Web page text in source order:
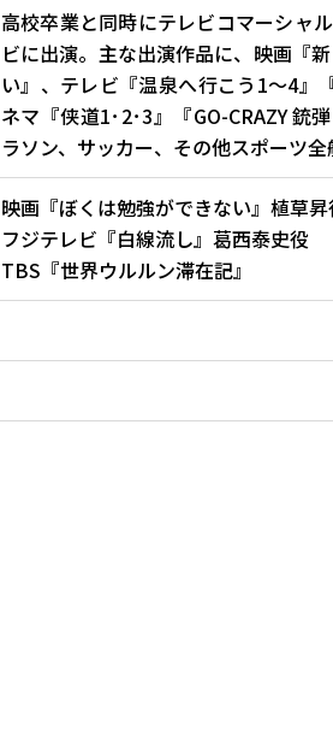
高校卒業と同時にテレビコマーシャ
ビに出演。主な出演作品に、映画『
い』、テレビ『温泉へ行こう1～4』
ネマ『侠道1･2･3』『GO-CRAZY 銃
ラソン、サッカー、その他スポーツ全
映画『ぼくは勉強ができない』植草
フジテレビ『白線流し』葛西泰史役
TBS『世界ウルルン滞在記』